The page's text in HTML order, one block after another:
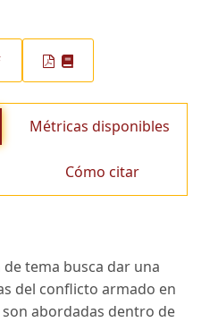
Métricas disponibles
Cómo citar
tema busca dar una
del conflicto armado en
abordadas dentro de